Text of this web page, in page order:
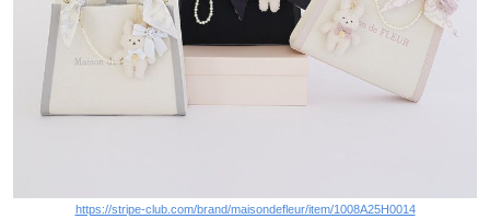
https://stripe-club.com/brand/maisondefleur/item/1008A25H0014